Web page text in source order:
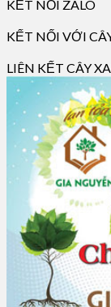
KẾT NỐI ZALO
KẾT NỐI VỚI
LIÊN KẾT CÂY